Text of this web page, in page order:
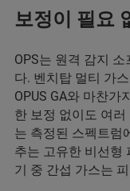
보정이 필요
OPS는 원격 감지 소
다. 벤치탑 멀티 가
OPUS GA와 마찬가
한 보정 없이도 여
는 측정된 스펙트럼
추는 고유한 비선형
기 중 간섭 가스는